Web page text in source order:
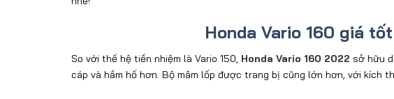
Honda Vario 160 giá tốt
So với thế hệ tiền nhiệm là Vario 150, Honda Vario 160 2022 sở hữu
cáp và hầm hố hơn. Bộ mâm lốp được trang bị cũng lớn hơn, với kích